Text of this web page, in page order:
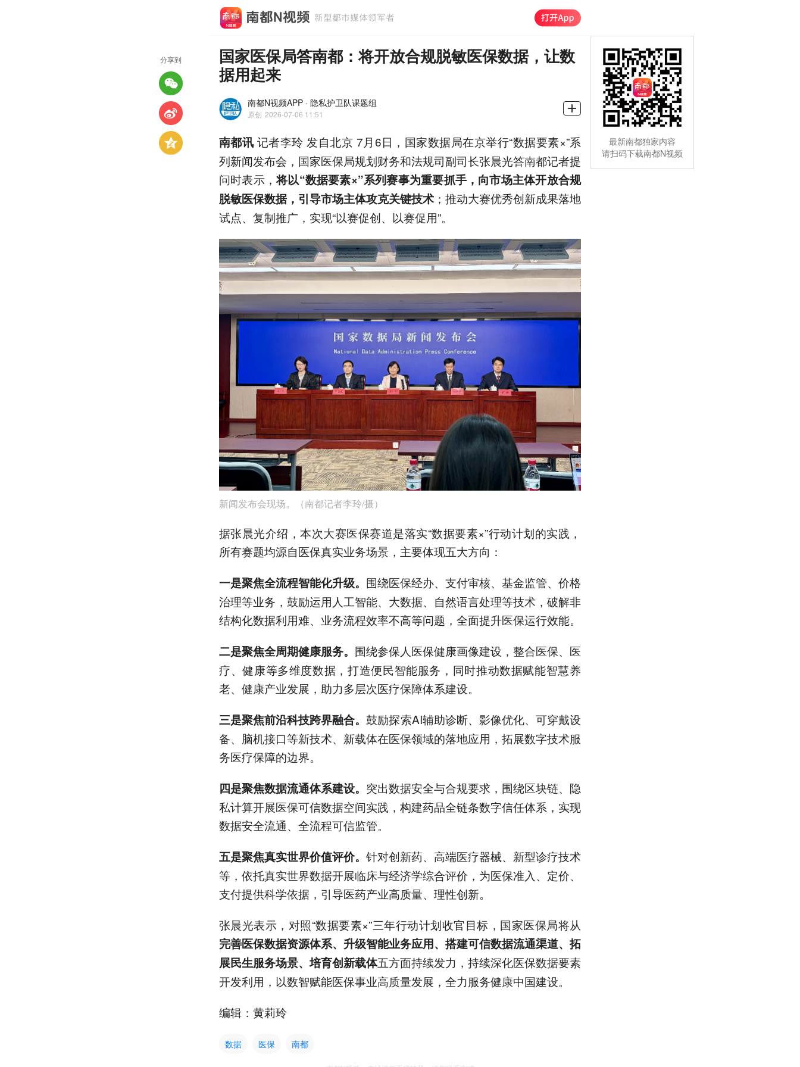
国家医保局答南都：将开放合规脱敏医保数据，让数
据用起来
南都N视频APP · 隐私护卫队课题组
原创 2026-07-06 11:51
南都讯 记者李玲 发自北京 7月6日，国家数据局在京举行“数据要素×”系
列新闻发布会，国家医保局规划财务和法规司副司长张晨光答南都记者提
问时表示，将以“数据要素×”系列赛事为重要抓手，向市场主体开放合规
脱敏医保数据，引导市场主体攻克关键技术 ；推动大赛优秀创新成果落地
试点、复制推广，实现“以赛促创、以赛促用”。
新闻发布会现场。（南都记者李玲/摄）
据张晨光介绍，本次大赛医保赛道是落实“数据要素×”行动计划的实践，
所有赛题均源自医保真实业务场景，主要体现五大方向：
一是聚焦全流程智能化升级。 围绕医保经办、支付审核、基金监管、价格
治理等业务，鼓励运用人工智能、大数据、自然语言处理等技术，破解非
结构化数据利用难、业务流程效率不高等问题，全面提升医保运行效能。
二是聚焦全周期健康服务。 围绕参保人医保健康画像建设，整合医保、医
疗、健康等多维度数据，打造便民智能服务，同时推动数据赋能智慧养
老、健康产业发展，助力多层次医疗保障体系建设。
三是聚焦前沿科技跨界融合。鼓励探索AI辅助诊断、影像优化、可穿戴设
备、脑机接口等新技术、新载体在医保领域的落地应用，拓展数字技术服
务医疗保障的边界。
四是聚焦数据流通体系建设。 突出数据安全与合规要求，围绕区块链、隐
私计算开展医保可信数据空间实践，构建药品全链条数字信任体系，实现
数据安全流通、全流程可信监管。
五是聚焦真实世界价值评价。 针对创新药、高端医疗器械、新型诊疗技术
等，依托真实世界数据开展临床与经济学综合评价，为医保准入、定价、
支付提供科学依据，引导医药产业高质量、理性创新。
张晨光表示，对照“数据要素×”三年行动计划收官目标，国家医保局将从
完善医保数据资源体系、升级智能业务应用、搭建可信数据流通渠道、拓
展民生服务场景、培育创新载体五方面持续发力，持续深化医保数据要素
开发利用，以数智赋能医保事业高质量发展，全力服务健康中国建设。
编辑：黄莉玲
数据 医保 南都
分享到
最新南都独家内容
请扫码下载南都N视频